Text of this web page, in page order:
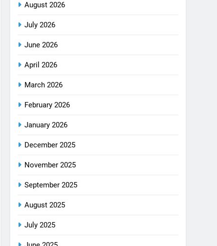
August 2026
July 2026
June 2026
April 2026
March 2026
February 2026
January 2026
December 2025
November 2025
September 2025
August 2025
July 2025